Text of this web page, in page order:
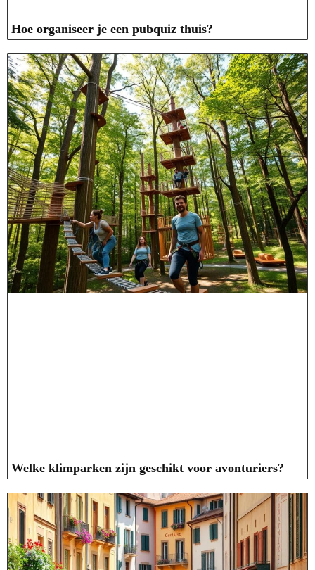
Hoe organiseer je een pubquiz thuis?
Welke klimparken zijn geschikt voor avonturiers?